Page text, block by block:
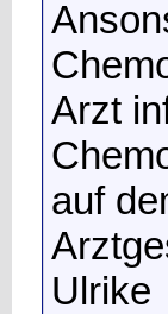
Arzt
auf
Ulrike